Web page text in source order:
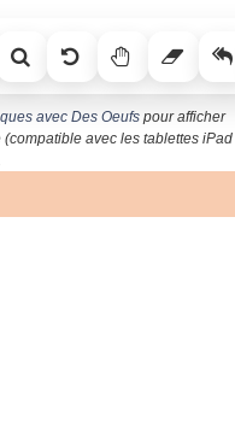
avec Des Oeufs pour afficher
avec les tablettes iPad